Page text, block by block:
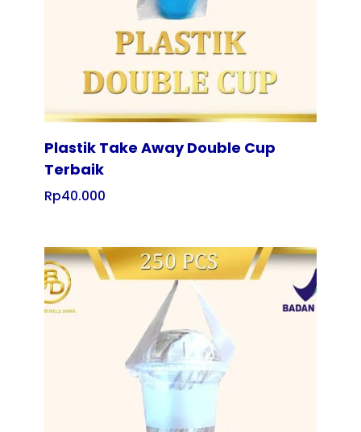
Plastik Take Away Double Cup
Terbaik
Rp40.000